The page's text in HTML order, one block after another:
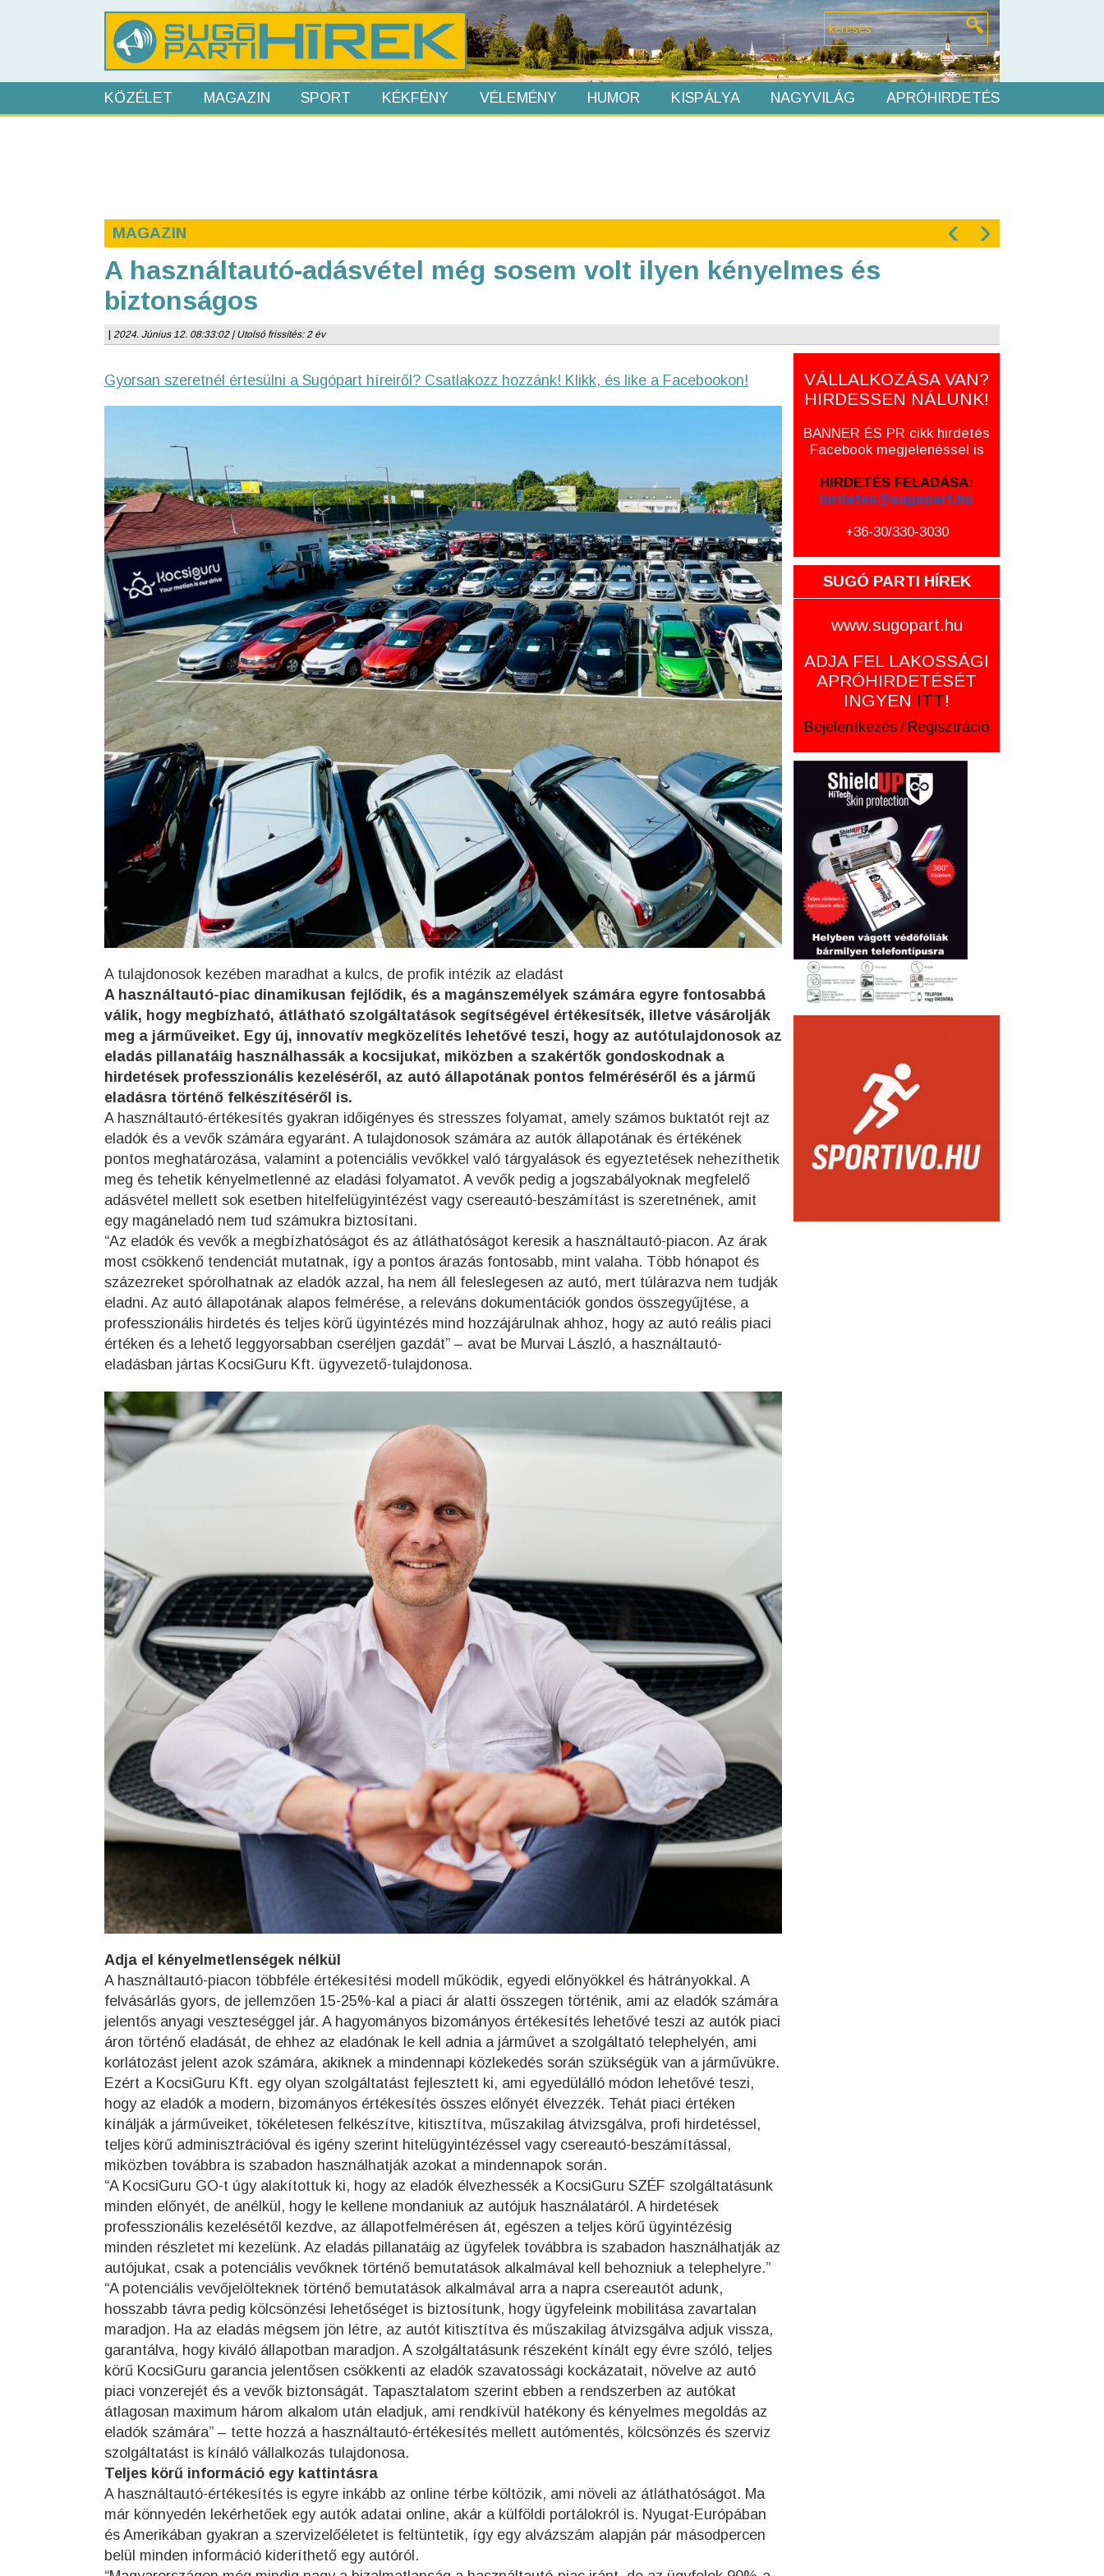
KÖZÉLET MAGAZIN SPORT KÉKFÉNY VÉLEMÉNY HUMOR KISPÁLYA NAGYVILÁG APRÓHIRDETÉS
MAGAZIN ‹ ›
A használtautó-adásvétel még sosem volt ilyen kényelmes és
biztonságos
2024. Június 12. 08:33:02 | Utolsó frissítés: 2 év
Gyorsan szeretnél értesülni a Sugópart híreiről? Csatlakozz hozzánk! Klikk, és like a Facebookon!
A tulajdonosok kezében maradhat a kulcs, de profik intézik az eladást
A használtautó-piac dinamikusan fejlődik, és a magánszemélyek számára egyre fontosabbá
válik, hogy megbízható, átlátható szolgáltatások segítségével értékesítsék, illetve vásárolják
meg a járműveiket. Egy új, innovatív megközelítés lehetővé teszi, hogy az autótulajdonosok az
eladás pillanatáig használhassák a kocsijukat, miközben a szakértők gondoskodnak a
hirdetések professzionális kezeléséről, az autó állapotának pontos felméréséről és a jármű
eladásra történő felkészítéséről is.
A használtautó-értékesítés gyakran időigényes és stresszes folyamat, amely számos buktatót rejt az
eladók és a vevők számára egyaránt. A tulajdonosok számára az autók állapotának és értékének
pontos meghatározása, valamint a potenciális vevőkkel való tárgyalások és egyeztetések nehezíthetik
meg és tehetik kényelmetlenné az eladási folyamatot. A vevők pedig a jogszabályoknak megfelelő
adásvétel mellett sok esetben hitelfelügyintézést vagy csereautó-beszámítást is szeretnének, amit
egy magáneladó nem tud számukra biztosítani.
“Az eladók és vevők a megbízhatóságot és az átláthatóságot keresik a használtautó-piacon. Az árak
most csökkenő tendenciát mutatnak, így a pontos árazás fontosabb, mint valaha. Több hónapot és
százezreket spórolhatnak az eladók azzal, ha nem áll feleslegesen az autó, mert túlárazva nem tudják
eladni. Az autó állapotának alapos felmérése, a releváns dokumentációk gondos összegyűjtése, a
professzionális hirdetés és teljes körű ügyintézés mind hozzájárulnak ahhoz, hogy az autó reális piaci
értéken és a lehető leggyorsabban cseréljen gazdát” – avat be Murvai László, a használtautó-
eladásban jártas KocsiGuru Kft. ügyvezető-tulajdonosa.
Adja el kényelmetlenségek nélkül
A használtautó-piacon többféle értékesítési modell működik, egyedi előnyökkel és hátrányokkal. A
felvásárlás gyors, de jellemzően 15-25%-kal a piaci ár alatti összegen történik, ami az eladók számára
jelentős anyagi veszteséggel jár. A hagyományos bizományos értékesítés lehetővé teszi az autók piaci
áron történő eladását, de ehhez az eladónak le kell adnia a járművet a szolgáltató telephelyén, ami
korlátozást jelent azok számára, akiknek a mindennapi közlekedés során szükségük van a járművükre.
Ezért a KocsiGuru Kft. egy olyan szolgáltatást fejlesztett ki, ami egyedülálló módon lehetővé teszi,
hogy az eladók a modern, bizományos értékesítés összes előnyét élvezzék. Tehát piaci értéken
kínálják a járműveiket, tökéletesen felkészítve, kitisztítva, műszakilag átvizsgálva, profi hirdetéssel,
teljes körű adminisztrációval és igény szerint hitelügyintézéssel vagy csereautó-beszámítással,
miközben továbbra is szabadon használhatják azokat a mindennapok során.
“A KocsiGuru GO-t úgy alakítottuk ki, hogy az eladók élvezhessék a KocsiGuru SZÉF szolgáltatásunk
minden előnyét, de anélkül, hogy le kellene mondaniuk az autójuk használatáról. A hirdetések
professzionális kezelésétől kezdve, az állapotfelmérésen át, egészen a teljes körű ügyintézésig
minden részletet mi kezelünk. Az eladás pillanatáig az ügyfelek továbbra is szabadon használhatják az
autójukat, csak a potenciális vevőknek történő bemutatások alkalmával kell behozniuk a telephelyre.”
“A potenciális vevőjelölteknek történő bemutatások alkalmával arra a napra csereautót adunk,
hosszabb távra pedig kölcsönzési lehetőséget is biztosítunk, hogy ügyfeleink mobilitása zavartalan
maradjon. Ha az eladás mégsem jön létre, az autót kitisztítva és műszakilag átvizsgálva adjuk vissza,
garantálva, hogy kiváló állapotban maradjon. A szolgáltatásunk részeként kínált egy évre szóló, teljes
körű KocsiGuru garancia jelentősen csökkenti az eladók szavatossági kockázatait, növelve az autó
piaci vonzerejét és a vevők biztonságát. Tapasztalatom szerint ebben a rendszerben az autókat
átlagosan maximum három alkalom után eladjuk, ami rendkívül hatékony és kényelmes megoldás az
eladók számára” – tette hozzá a használtautó-értékesítés mellett autómentés, kölcsönzés és szerviz
szolgáltatást is kínáló vállalkozás tulajdonosa.
Teljes körű információ egy kattintásra
A használtautó-értékesítés is egyre inkább az online térbe költözik, ami növeli az átláthatóságot. Ma
már könnyedén lekérhetőek egy autók adatai online, akár a külföldi portálokról is. Nyugat-Európában
és Amerikában gyakran a szervizelőéletet is feltüntetik, így egy alvázszám alapján pár másodpercen
belül minden információ kideríthető egy autóról.
VÁLLALKOZÁSA VAN?
HIRDESSEN NÁLUNK!
BANNER ÉS PR cikk hirdetés
Facebook megjelenéssel is
HIRDETÉS FELADÁSA:
hirdetes@sugopart.hu
+36-30/330-3030
SUGÓ PARTI HÍREK
www.sugopart.hu
ADJA FEL LAKOSSÁGI
APRÓHIRDETÉSÉT
INGYEN ITT!
Bejelentkezés / Regisztráció